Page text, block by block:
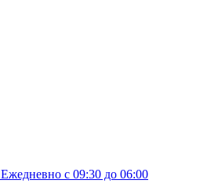
Ежедневно с 09:30 до 06:00